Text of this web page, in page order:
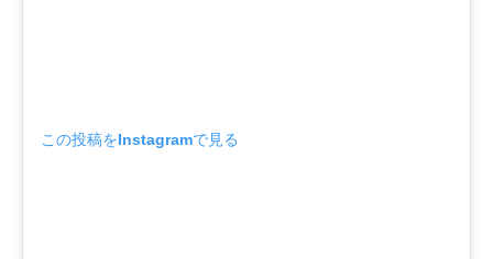
この投稿をInstagramで見る